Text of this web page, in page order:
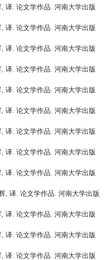
译. 论文学作品. 河南大学出版
译. 论文学作品. 河南大学出版
译. 论文学作品. 河南大学出版
译. 论文学作品. 河南大学出版
译. 论文学作品. 河南大学出版
译. 论文学作品. 河南大学出版
译. 论文学作品. 河南大学出版
译. 论文学作品. 河南大学出版
译. 论文学作品. 河南大学出版
, 译. 论文学作品. 河南大学出版
译. 论文学作品. 河南大学出版
译. 论文学作品. 河南大学出版
译. 论文学作品. 河南大学出版